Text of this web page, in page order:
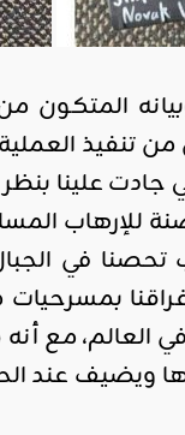
تنفيذ
جادت علينا
للإرهاب
تحصنا في
بمسرحيات
مع
ويضيف عند